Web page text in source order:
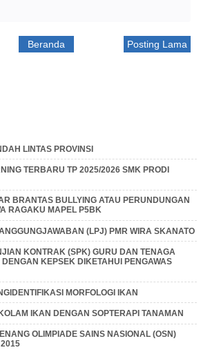
Posting Lama
Beranda
LINTAS PROVINSI
TERBARU TP 2025/2026 SMK PRODI
BRANTAS BULLYING ATAU PERUNDUNGAN
RAGAKU MAPEL P5BK
(LPJ) PMR WIRA SKANATO
KONTRAK (SPK) GURU DAN TENAGA
KEPSEK DIKETAHUI PENGAWAS
MORFOLOGI IKAN
IKAN DENGAN SOPTERAPI TANAMAN
OLIMPIADE SAINS NASIONAL (OSN)